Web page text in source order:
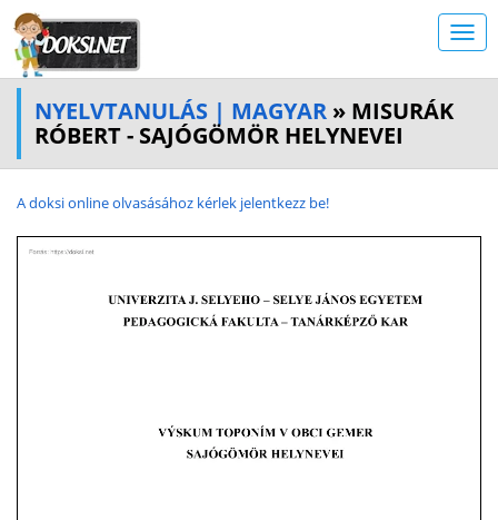
NYELVTANULÁS | MAGYAR » MISURÁK
RÓBERT - SAJÓGÖMÖR HELYNEVEI
A doksi online olvasásához kérlek jelentkezz be!